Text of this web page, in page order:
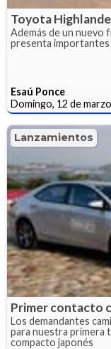
Toyota
Además de un nuevo
presenta importantes
Esaú Ponce
Domingo, 12 de
Lanzamientos
Primer contacto
Los demandantes
para nuestra primera
compacto japonés